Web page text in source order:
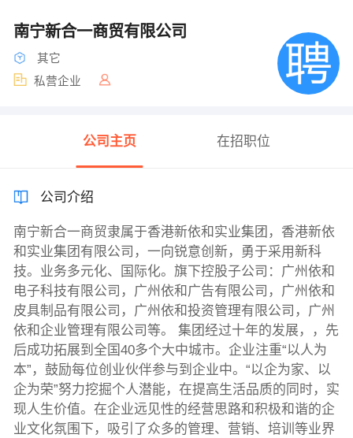
南宁新合一商贸有限公司
其它
私营企业
公司主页 在招职位
公司介绍
南宁新合一商贸隶属于香港新依和实业集团，香港新依
和实业集团有限公司，一向锐意创新，勇于采用新科
技。业务多元化、国际化。旗下控股子公司：广州依和
电子科技有限公司，广州依和广告有限公司，广州依和
皮具制品有限公司，广州依和投资管理有限公司，广州
依和企业管理有限公司等。 集团经过十年的发展，，先
后成功拓展到全国40多个大中城市。企业注重“以人为
本”，鼓励每位创业伙伴参与到企业中。“以企为家、以
企为荣”努力挖掘个人潜能，在提高生活品质的同时，实
现人生价值。在企业远见性的经营思路和积极和谐的企
业文化氛围下，吸引了众多的管理、营销、培训等业界